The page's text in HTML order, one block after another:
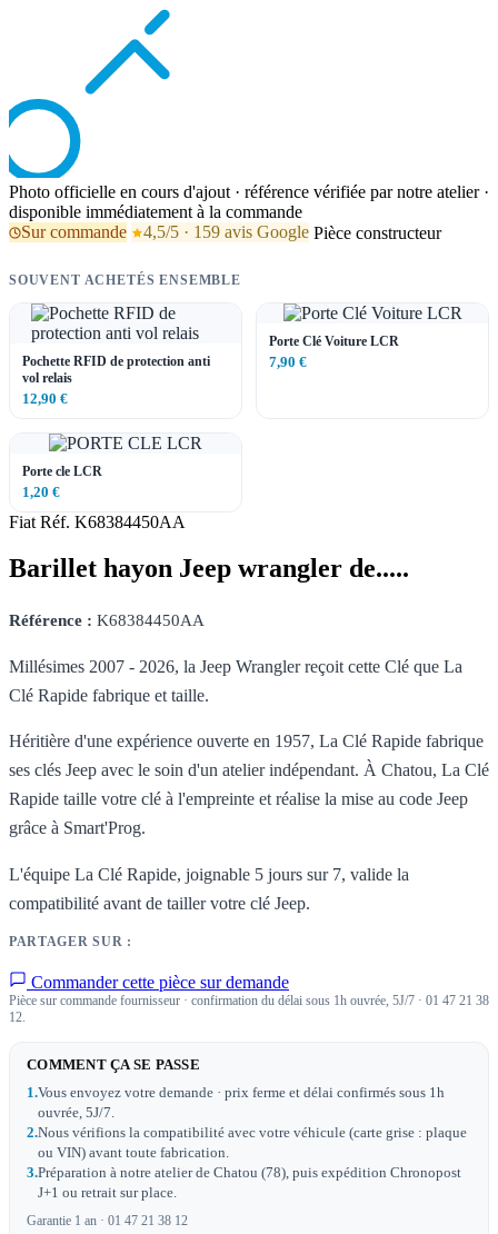
Photo officielle en cours d'ajout · référence vérifiée par notre atelier ·
disponible immédiatement à la commande
Sur commande
4,5/5 · 159 avis Google Pièce constructeur
SOUVENT ACHETÉS ENSEMBLE
Pochette RFID de protection anti
vol relais
12,90 €
Porte Clé Voiture LCR
7,90 €
Porte cle LCR
1,20 €
Fiat Réf. K68384450AA
Barillet hayon Jeep wrangler de.....
Référence : K68384450AA
Millésimes 2007 - 2026, la Jeep Wrangler reçoit cette Clé que La
Clé Rapide fabrique et taille.
Héritière d'une expérience ouverte en 1957, La Clé Rapide fabrique
ses clés Jeep avec le soin d'un atelier indépendant. À Chatou, La Clé
Rapide taille votre clé à l'empreinte et réalise la mise au code Jeep
grâce à Smart'Prog.
L'équipe La Clé Rapide, joignable 5 jours sur 7, valide la
compatibilité avant de tailler votre clé Jeep.
PARTAGER SUR :
Commander cette pièce sur demande
Pièce sur commande fournisseur · confirmation du délai sous 1h ouvrée, 5J/7 · 01 47 21 38
12.
COMMENT ÇA SE PASSE
1.Vous envoyez votre demande · prix ferme et délai confirmés sous 1h
ouvrée, 5J/7.
2.Nous vérifions la compatibilité avec votre véhicule (carte grise : plaque
ou VIN) avant toute fabrication.
3.Préparation à notre atelier de Chatou (78), puis expédition Chronopost
J+1 ou retrait sur place.
Garantie 1 an · 01 47 21 38 12